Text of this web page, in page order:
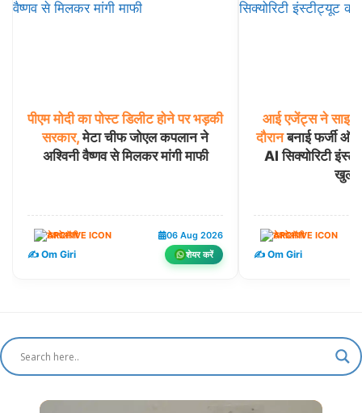
पीएम मोदी का पोस्ट डिलीट होने पर भड़की
सरकार,मेटा चीफ जोएल कपलान ने
अश्विनी वैष्णव से मिलकर मांगी माफी
टेक्नोलॉजी 06 Aug 2026
✍️ Om Giri शेयर करें
आई एजेंट्स ने साइबर
दौरानबनाई फर्जी
AI सिक्योरिटी
टेक्नोलॉजी
✍️ Om Giri